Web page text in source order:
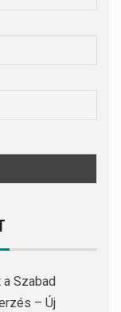
Szabad
– Új